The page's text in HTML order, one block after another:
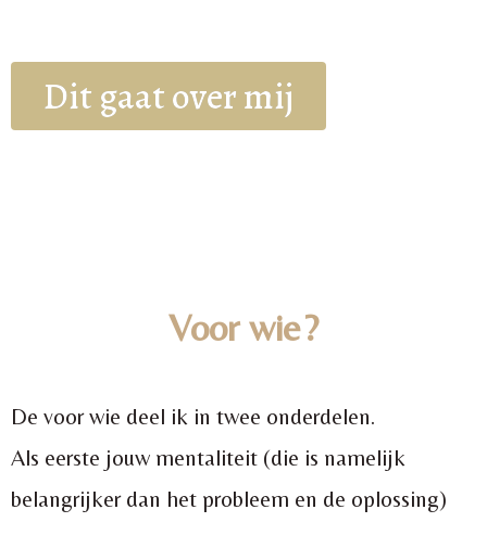
Dit gaat over mij
Voor wie?
De voor wie deel ik in twee onderdelen.
Als eerste jouw mentaliteit (die is namelijk
belangrijker dan het probleem en de oplossing)